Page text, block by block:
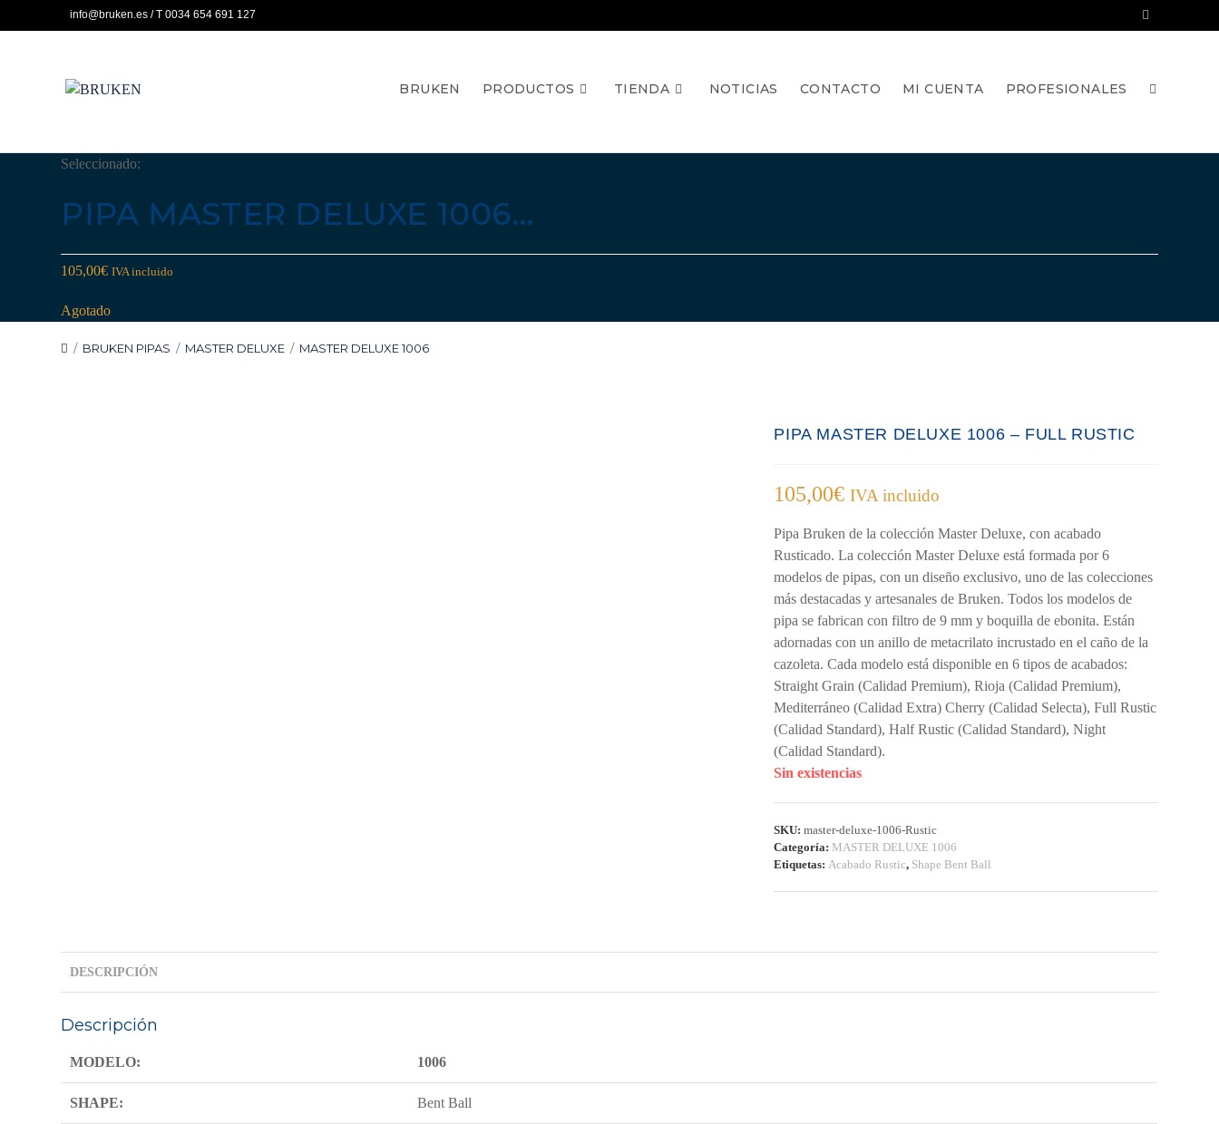
al
info@bruken.es / T 0034 654 691 127
BRUKEN PRODUCTOS TIENDA NOTICIAS CONTACTO MI CUENTA PROFESIONALES
Seleccionado:
PIPA MASTER DELUXE 1006…
105,00€ IVA incluido
Agotado
/ BRUKEN PIPAS / MASTER DELUXE / MASTER DELUXE 1006
PIPA MASTER DELUXE 1006 – FULL RUSTIC
105,00€ IVA incluido
Pipa Bruken de la colección Master Deluxe, con acabado
Rusticado. La colección Master Deluxe está formada por 6
modelos de pipas, con un diseño exclusivo, uno de las colecciones
más destacadas y artesanales de Bruken. Todos los modelos de
pipa se fabrican con filtro de 9 mm y boquilla de ebonita. Están
adornadas con un anillo de metacrilato incrustado en el caño de la
cazoleta. Cada modelo está disponible en 6 tipos de acabados:
Straight Grain (Calidad Premium), Rioja (Calidad Premium),
Mediterráneo (Calidad Extra) Cherry (Calidad Selecta), Full Rustic
(Calidad Standard), Half Rustic (Calidad Standard), Night
(Calidad Standard).
Sin existencias
SKU:master-deluxe-1006-Rustic
Categoría: MASTER DELUXE 1006
Etiquetas:Acabado Rustic, Shape Bent Ball
DESCRIPCIÓN
Descripción
MODELO: 1006
SHAPE: Bent Ball